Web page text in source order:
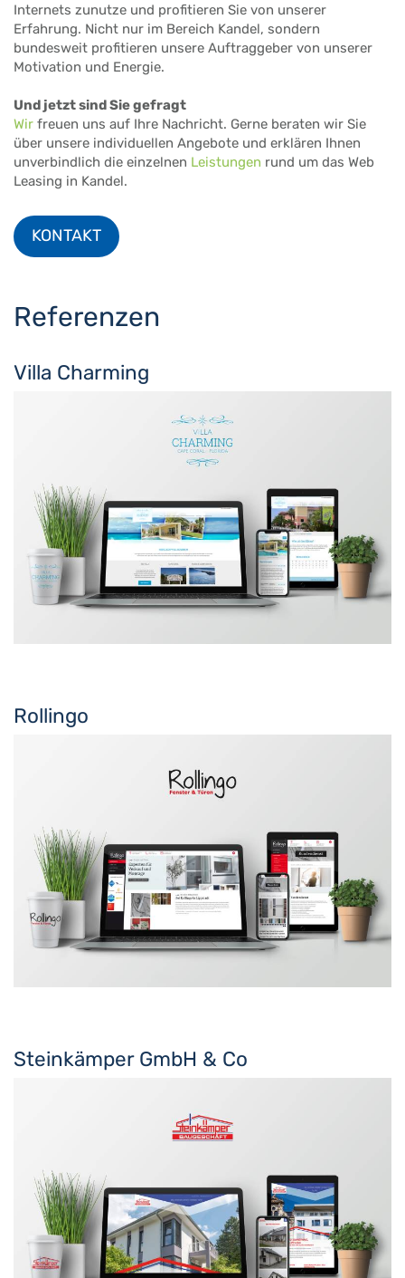
Internets zunutze und profitieren Sie von unserer
Erfahrung. Nicht nur im Bereich Kandel, sondern
bundesweit profitieren unsere Auftraggeber von unserer
Motivation und Energie.
Und jetzt sind Sie gefragt
Wir freuen uns auf Ihre Nachricht. Gerne beraten wir Sie
über unsere individuellen Angebote und erklären Ihnen
unverbindlich die einzelnen Leistungen rund um das Web
Leasing in Kandel.
KONTAKT
Referenzen
Villa Charming
Rollingo
Steinkämper GmbH & Co